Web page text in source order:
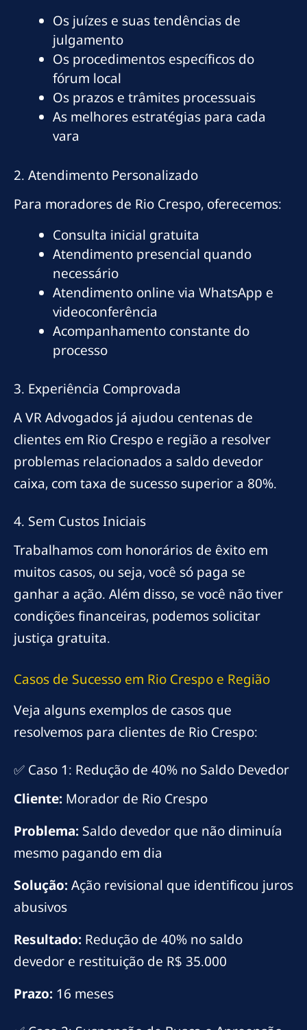
Os juízes e suas tendências de
julgamento
Os procedimentos específicos do
fórum local
Os prazos e trâmites processuais
As melhores estratégias para cada
vara
2. Atendimento Personalizado
Para moradores de Rio Crespo, oferecemos:
Consulta inicial gratuita
Atendimento presencial quando
necessário
Atendimento online via WhatsApp e
videoconferência
Acompanhamento constante do
processo
3. Experiência Comprovada
A VR Advogados já ajudou centenas de
clientes em Rio Crespo e região a resolver
problemas relacionados a saldo devedor
caixa, com taxa de sucesso superior a 80%.
4. Sem Custos Iniciais
Trabalhamos com honorários de êxito em
muitos casos, ou seja, você só paga se
ganhar a ação. Além disso, se você não tiver
condições financeiras, podemos solicitar
justiça gratuita.
Casos de Sucesso em Rio Crespo e Região
Veja alguns exemplos de casos que
resolvemos para clientes de Rio Crespo:
✅ Caso 1: Redução de 40% no Saldo Devedor
Cliente: Morador de Rio Crespo
Problema: Saldo devedor que não diminuía
mesmo pagando em dia
Solução:Ação revisional que identificou juros
abusivos
Resultado: Redução de 40% no saldo
devedor e restituição de R$ 35.000
Prazo: 16 meses